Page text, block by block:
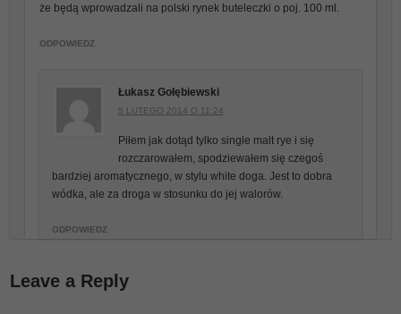
że będą wprowadzali na polski rynek buteleczki o poj. 100 ml.
ODPOWIEDZ
Łukasz Gołębiewski
5 LUTEGO 2014 O 11:24
Piłem jak dotąd tylko single malt rye i się
rozczarowałem, spodziewałem się czegoś
bardziej aromatycznego, w stylu white doga. Jest to dobra
wódka, ale za droga w stosunku do jej walorów.
ODPOWIEDZ
Leave a Reply